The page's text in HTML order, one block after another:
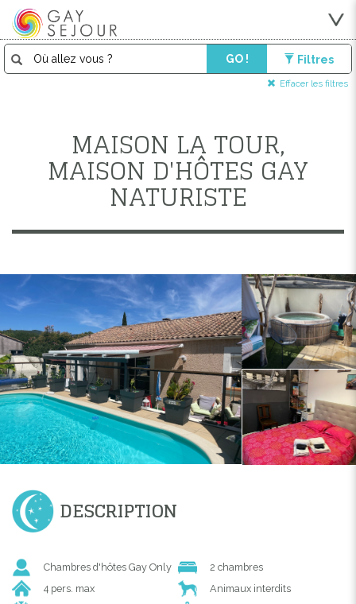
GO ! Filtres
Effacer les filtres
MAISON LA TOUR,
MAISON D'HÔTES GAY
NATURISTE
DESCRIPTION
Chambres d'hôtes Gay Only
2 chambres
4 pers. max
Animaux interdits